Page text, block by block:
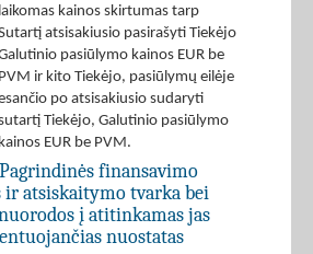
laikomas kainos skirtumas tarp
atsisakiusio pasirašyti Tiekėjo
pasiūlymo kainos EUR be
PVM ir kito Tiekėjo, pasiūlymų eilėje
po atsisakiusio sudaryti
Tiekėjo, Galutinio pasiūlymo
kainos EUR be PVM.
Pagrindinės finansavimo
ir atsiskaitymo tvarka bei
į atitinkamas jas
nuostatas